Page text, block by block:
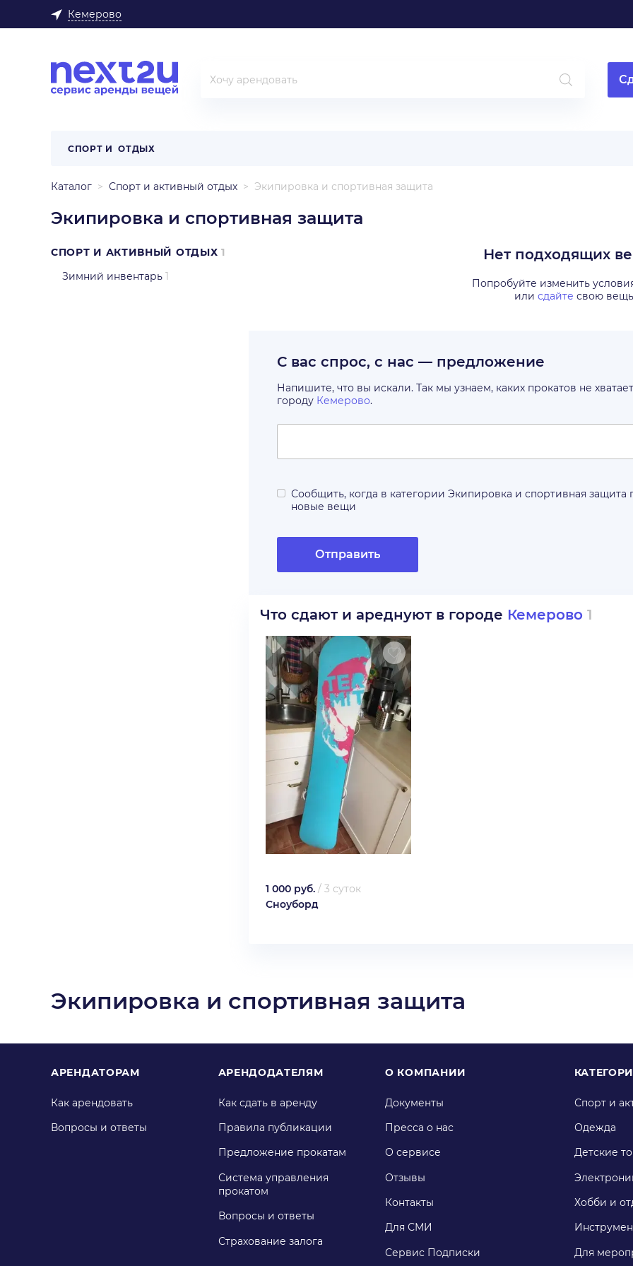
Кемерово
СПОРТ И ОТДЫХ
Каталог Спорт и активный отдых Экипировка и спортивная защита
Экипировка и спортивная защита
СПОРТ И АКТИВНЫЙ ОТДЫХ 1
Зимний инвентарь 1
Нет подходящих
Попробуйте изменить
или сдайте свою вещь
С вас спрос, с нас — предложение
Напишите, что вы искали. Так мы узнаем, каких прокатов не хватает
городу Кемерово.
Сообщить, когда в категории Экипировка и спортивная защита
новые вещи
Отправить
Что сдают и ареднуют в городе Кемерово 1
1 000 руб. / 3 суток
Сноуборд
Экипировка и спортивная защита
АРЕНДАТОРАМ
Как арендовать
Вопросы и ответы
АРЕНДОДАТЕЛЯМ
Как сдать в аренду
Правила публикации
Предложение прокатам
Система управления
прокатом
Вопросы и ответы
Страхование залога
О КОМПАНИИ
Документы
Пресса о нас
О сервисе
Отзывы
Контакты
Для СМИ
Сервис Подписки
Спорт и
Одежда
Детские
Хобби и
Для